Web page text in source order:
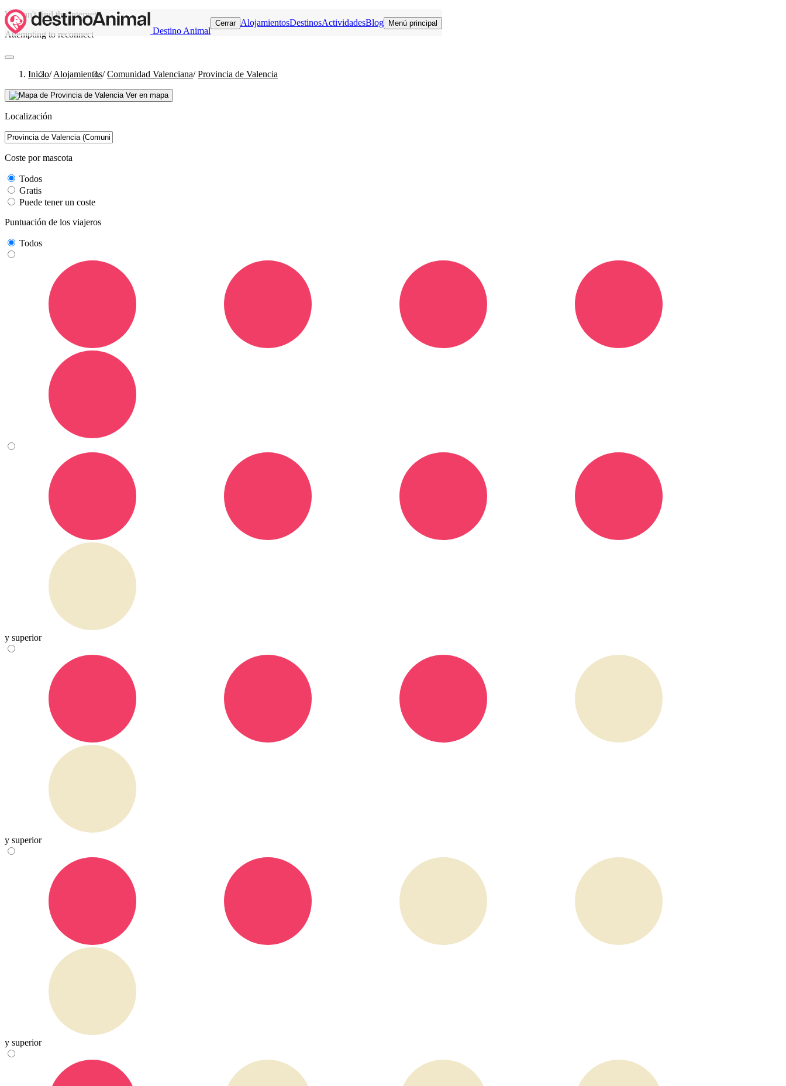
Destino Animal
Cerrar AlojamientosDestinosActividadesBlog Menú principal
We can't find the internet
Attempting to reconnect
Inicio/ Alojamientos/ Comunidad Valenciana/ Provincia de Valencia
Ver en mapa
Localización
Coste por mascota
Todos
Gratis
Puede tener un coste
Puntuación de los viajeros
Todos
y superior
y superior
y superior